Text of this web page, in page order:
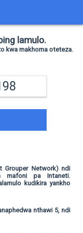
lamulo.
kwa makhoma oteteza.
Grouper Network) ndi
mafoni pa Intaneti.
kudikira yankho
nthawi 5, ndi